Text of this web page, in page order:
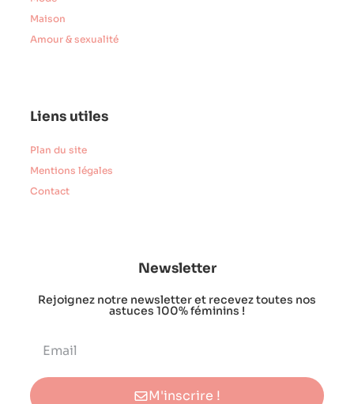
Maison
Amour & sexualité
Liens utiles
Plan du site
Mentions légales
Contact
Newsletter
Rejoignez notre newsletter et recevez toutes nos
astuces 100% féminins !
M'inscrire !